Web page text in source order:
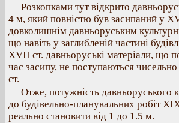
Розкопками тут відкрито
4 м, який повністю був засипаний у
довколишнім давньоруським
що навіть у заглибленій частині
ХVІІ ст. давньоруські матеріали, що
час засипу, не поступаються
ст.
Отже, потужність давньоруського
до будівельно-планувальних робіт
реально становити від 1 до 1.5 м.